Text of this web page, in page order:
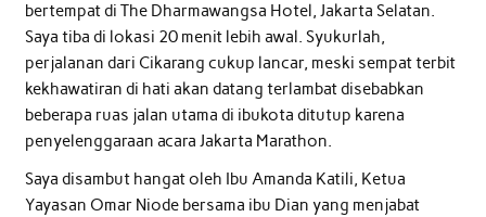
bertempat di The Dharmawangsa Hotel, Jakarta Selatan.
Saya tiba di lokasi 20 menit lebih awal. Syukurlah,
perjalanan dari Cikarang cukup lancar, meski sempat terbit
kekhawatiran di hati akan datang terlambat disebabkan
beberapa ruas jalan utama di ibukota ditutup karena
penyelenggaraan acara Jakarta Marathon.
Saya disambut hangat oleh Ibu Amanda Katili, Ketua
Yayasan Omar Niode bersama ibu Dian yang menjabat